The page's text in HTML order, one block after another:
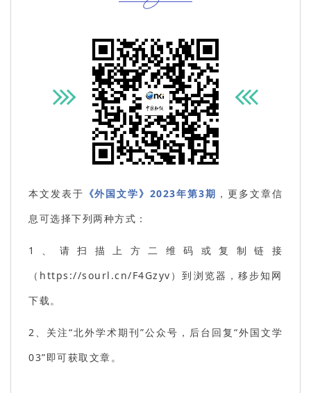
本文发表于 《外国文学》2023年第3期 ，更多文章信
息可选择下列两种方式：
1、请扫描上方二维码或复制链接
（https://sourl.cn/F4Gzyv）到浏览器，移步知网
下载。
2、关注“北外学术期刊”公众号，后台回复“外国文学
03”即可获取文章。